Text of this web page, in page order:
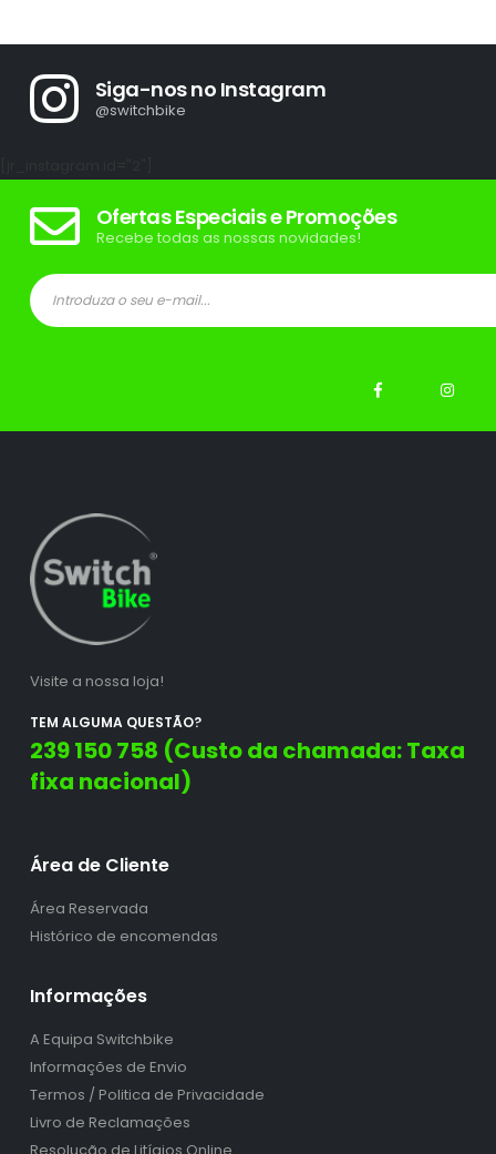
Siga-nos no Instagram
@switchbike
Ofertas Especiais e Promoções
Recebe todas as nossas novidades!
Visite a nossa loja!
TEM ALGUMA QUESTÃO?
239 150 758 (Custo da chamada: Taxa
fixa nacional)
Área de Cliente
Área Reservada
Histórico de encomendas
Informações
A Equipa Switchbike
Informações de Envio
Termos / Politica de Privacidade
Livro de Reclamações